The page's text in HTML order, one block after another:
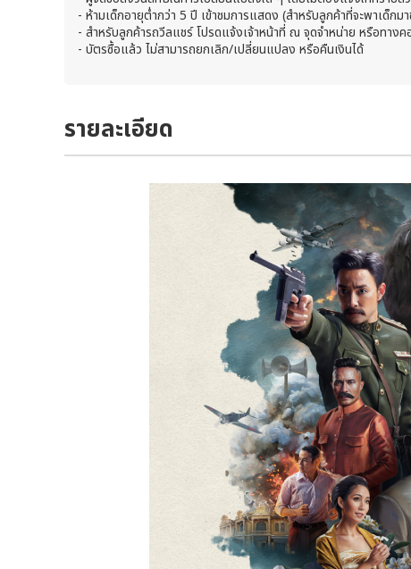
- ห้ามเด็กอายุต่ำกว่า 5 ปี เข้าชมการแสดง (สำหรับลูกค้าที่จะพาเด็ก
- สำหรับลูกค้ารถวีลแชร์ โปรดแจ้งเจ้าหน้าที่ ณ จุดจำหน่าย หรือทางค
- บัตรซื้อแล้ว ไม่สามารถยกเลิก/เปลี่ยนแปลง หรือคืนเงินได้
รายละเอียด